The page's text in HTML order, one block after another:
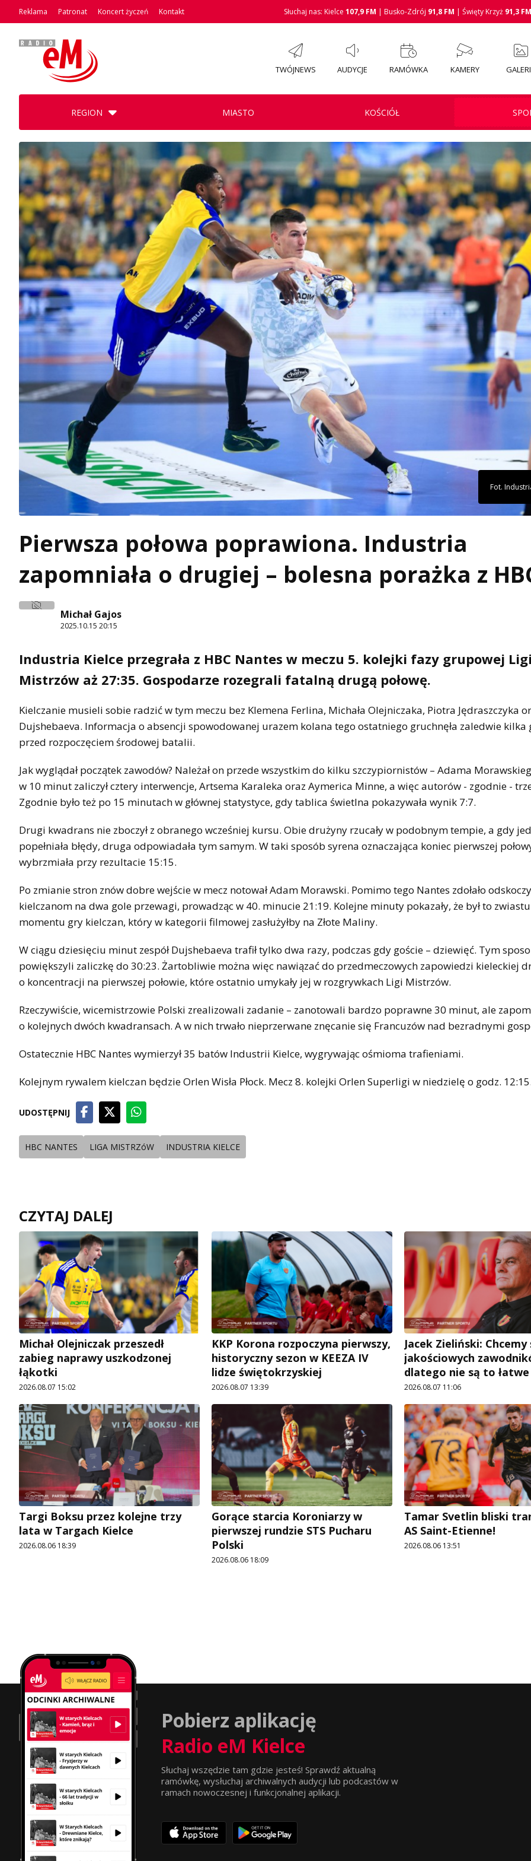
Reklama Patronat Koncert życzeń Kontakt Słuchaj nas: Kielce 107,9 FM | Busko-Zdrój 91,8 FM | Święty Krzyż 91,3 FM
TWÓJNEWS AUDYCJE RAMÓWKA KAMERY
REGION MIASTO KOŚCIÓŁ
Fot.
Pierwsza połowa poprawiona. Industria
zapomniała o drugiej – bolesna porażka z
Michał Gajos
2025.10.15 20:15
Industria Kielce przegrała z HBC Nantes w meczu 5. kolejki fazy grupowej
Mistrzów aż 27:35. Gospodarze rozegrali fatalną drugą połowę.
Kielczanie musieli sobie radzić w tym meczu bez Klemena Ferlina, Michała Olejniczaka, Piotra Jędraszczyka
Dujshebaeva. Informacja o absencji spowodowanej urazem kolana tego ostatniego gruchnęła zaledwie kilka
przed rozpoczęciem środowej batalii.
Jak wyglądał początek zawodów? Należał on przede wszystkim do kilku szczypiornistów – Adama
w 10 minut zaliczył cztery interwencje, Artsema Karaleka oraz Aymerica Minne, a więc autorów - zgodnie -
Zgodnie było też po 15 minutach w głównej statystyce, gdy tablica świetlna pokazywała wynik 7:7.
Drugi kwadrans nie zboczył z obranego wcześniej kursu. Obie drużyny rzucały w podobnym tempie, a gdy
popełniała błędy, druga odpowiadała tym samym. W taki sposób syrena oznaczająca koniec pierwszej
wybrzmiała przy rezultacie 15:15.
Po zmianie stron znów dobre wejście w mecz notował Adam Morawski. Pomimo tego Nantes zdołało
kielczanom na dwa gole przewagi, prowadząc w 40. minucie 21:19. Kolejne minuty pokazały, że był to
momentu gry kielczan, który w kategorii filmowej zasłużyłby na Złote Maliny.
W ciągu dziesięciu minut zespół Dujshebaeva trafił tylko dwa razy, podczas gdy goście – dziewięć. Tym
powiększyli zaliczkę do 30:23. Żartobliwie można więc nawiązać do przedmeczowych zapowiedzi kieleckiej
o koncentracji na pierwszej połowie, które ostatnio umykały jej w rozgrywkach Ligi Mistrzów.
Rzeczywiście, wicemistrzowie Polski zrealizowali zadanie – zanotowali bardzo poprawne 30 minut, ale
o kolejnych dwóch kwadransach. A w nich trwało nieprzerwane znęcanie się Francuzów nad bezradnymi
Ostatecznie HBC Nantes wymierzył 35 batów Industrii Kielce, wygrywając ośmioma trafieniami.
Kolejnym rywalem kielczan będzie Orlen Wisła Płock. Mecz 8. kolejki Orlen Superligi w niedzielę o godz.
UDOSTĘPNIJ
HBC NANTES LIGA MISTRZóW INDUSTRIA KIELCE
CZYTAJ DALEJ
Michał Olejniczak przeszedł
zabieg naprawy uszkodzonej
łąkotki
2026.08.07 15:02
KKP Korona rozpoczyna pierwszy,
historyczny sezon w KEEZA IV
lidze świętokrzyskiej
2026.08.07 13:39
Jacek Zieliński: Chcemy
jakościowych
dlatego nie są to
2026.08.07 11:06
Targi Boksu przez kolejne trzy
lata w Targach Kielce
2026.08.06 18:39
Gorące starcia Koroniarzy w
pierwszej rundzie STS Pucharu
Polski
2026.08.06 18:09
Tamar Svetlin bliski
AS Saint-Etienne!
2026.08.06 13:51
Pobierz aplikację
Radio eM Kielce
Słuchaj wszędzie tam gdzie jesteś! Sprawdź aktualną
ramówkę, wysłuchaj archiwalnych audycji lub podcastów w
ramach nowoczesnej i funkcjonalnej aplikacji.